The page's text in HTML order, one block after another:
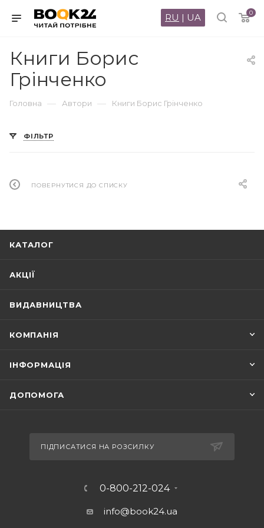
0
RU | UA
Книги Борис
Грінченко
Головна — Автори — Книги Борис Грінченко
ФІЛЬТР
ПОВЕРНУТИСЯ ДО СПИСКУ
КАТАЛОГ
АКЦІЇ
ВИДАВНИЦТВА
КОМПАНІЯ
ІНФОРМАЦІЯ
ДОПОМОГА
ПІДПИСАТИСЯ НА РОЗСИЛКУ
0-800-212-024
info@book24.ua